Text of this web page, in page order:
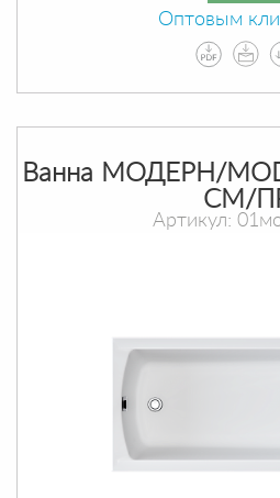
Оптовым
Ванна МОДЕРН/
СМ/
Артикул: